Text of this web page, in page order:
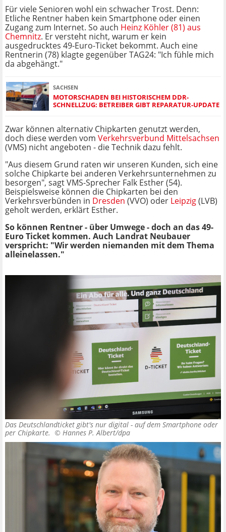
Für viele Senioren wohl ein schwacher Trost. Denn:
Etliche Rentner haben kein Smartphone oder einen
Zugang zum Internet. So auch Heinz Köhler (81) aus
Chemnitz. Er versteht nicht, warum er kein
ausgedrucktes 49-Euro-Ticket bekommt. Auch eine
Rentnerin (78) klagte gegenüber TAG24: "Ich fühle mich
da abgehängt."
SACHSEN
MOTORSCHADEN BEI HISTORISCHEM DDR-
SCHNELLZUG: BETREIBER GIBT REPARATUR-UPDATE
Zwar können alternativ Chipkarten genutzt werden,
doch diese werden vom Verkehrsverbund Mittelsachsen
(VMS) nicht angeboten - die Technik dazu fehlt.
"Aus diesem Grund raten wir unseren Kunden, sich eine
solche Chipkarte bei anderen Verkehrsunternehmen zu
besorgen", sagt VMS-Sprecher Falk Esther (54).
Beispielsweise können die Chipkarten bei den
Verkehrsverbünden in Dresden (VVO) oder Leipzig(LVB)
geholt werden, erklärt Esther.
So können Rentner - über Umwege - doch an das 49-
Euro Ticket kommen. Auch Landrat Neubauer
verspricht: "Wir werden niemanden mit dem Thema
alleinelassen."
Das Deutschlandticket gibt's nur digital - auf dem Smartphone oder
per Chipkarte. © Hannes P. Albert/dpa